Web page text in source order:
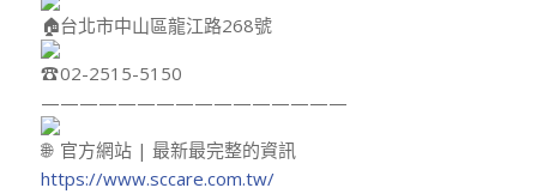
台北市中山區龍江路268號
02-2515-5150
————————————————
官方網站 | 最新最完整的資訊
https://www.sccare.com.tw/